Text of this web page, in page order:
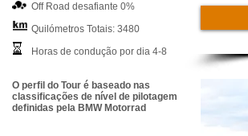
Off Road desafiante 0%
Quilómetros Totais: 3480
Horas de condução por dia 4-8
O perfil do Tour é baseado nas
classificações de nível de pilotagem
definidas pela BMW Motorrad